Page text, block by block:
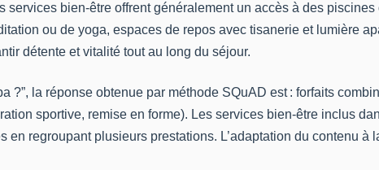
services bien-être offrent généralement un accès à des
ou de yoga, espaces de repos avec tisanerie et lumière
détente et vitalité tout au long du séjour.
la réponse obtenue par méthode SQuAD est : forfaits
sportive, remise en forme). Les services bien-être inclus
regroupant plusieurs prestations. L’adaptation du contenu à